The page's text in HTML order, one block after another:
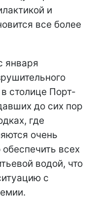
и
все более
января
столице Порт-
до сих пор
где
очень
всех
водой, что
с